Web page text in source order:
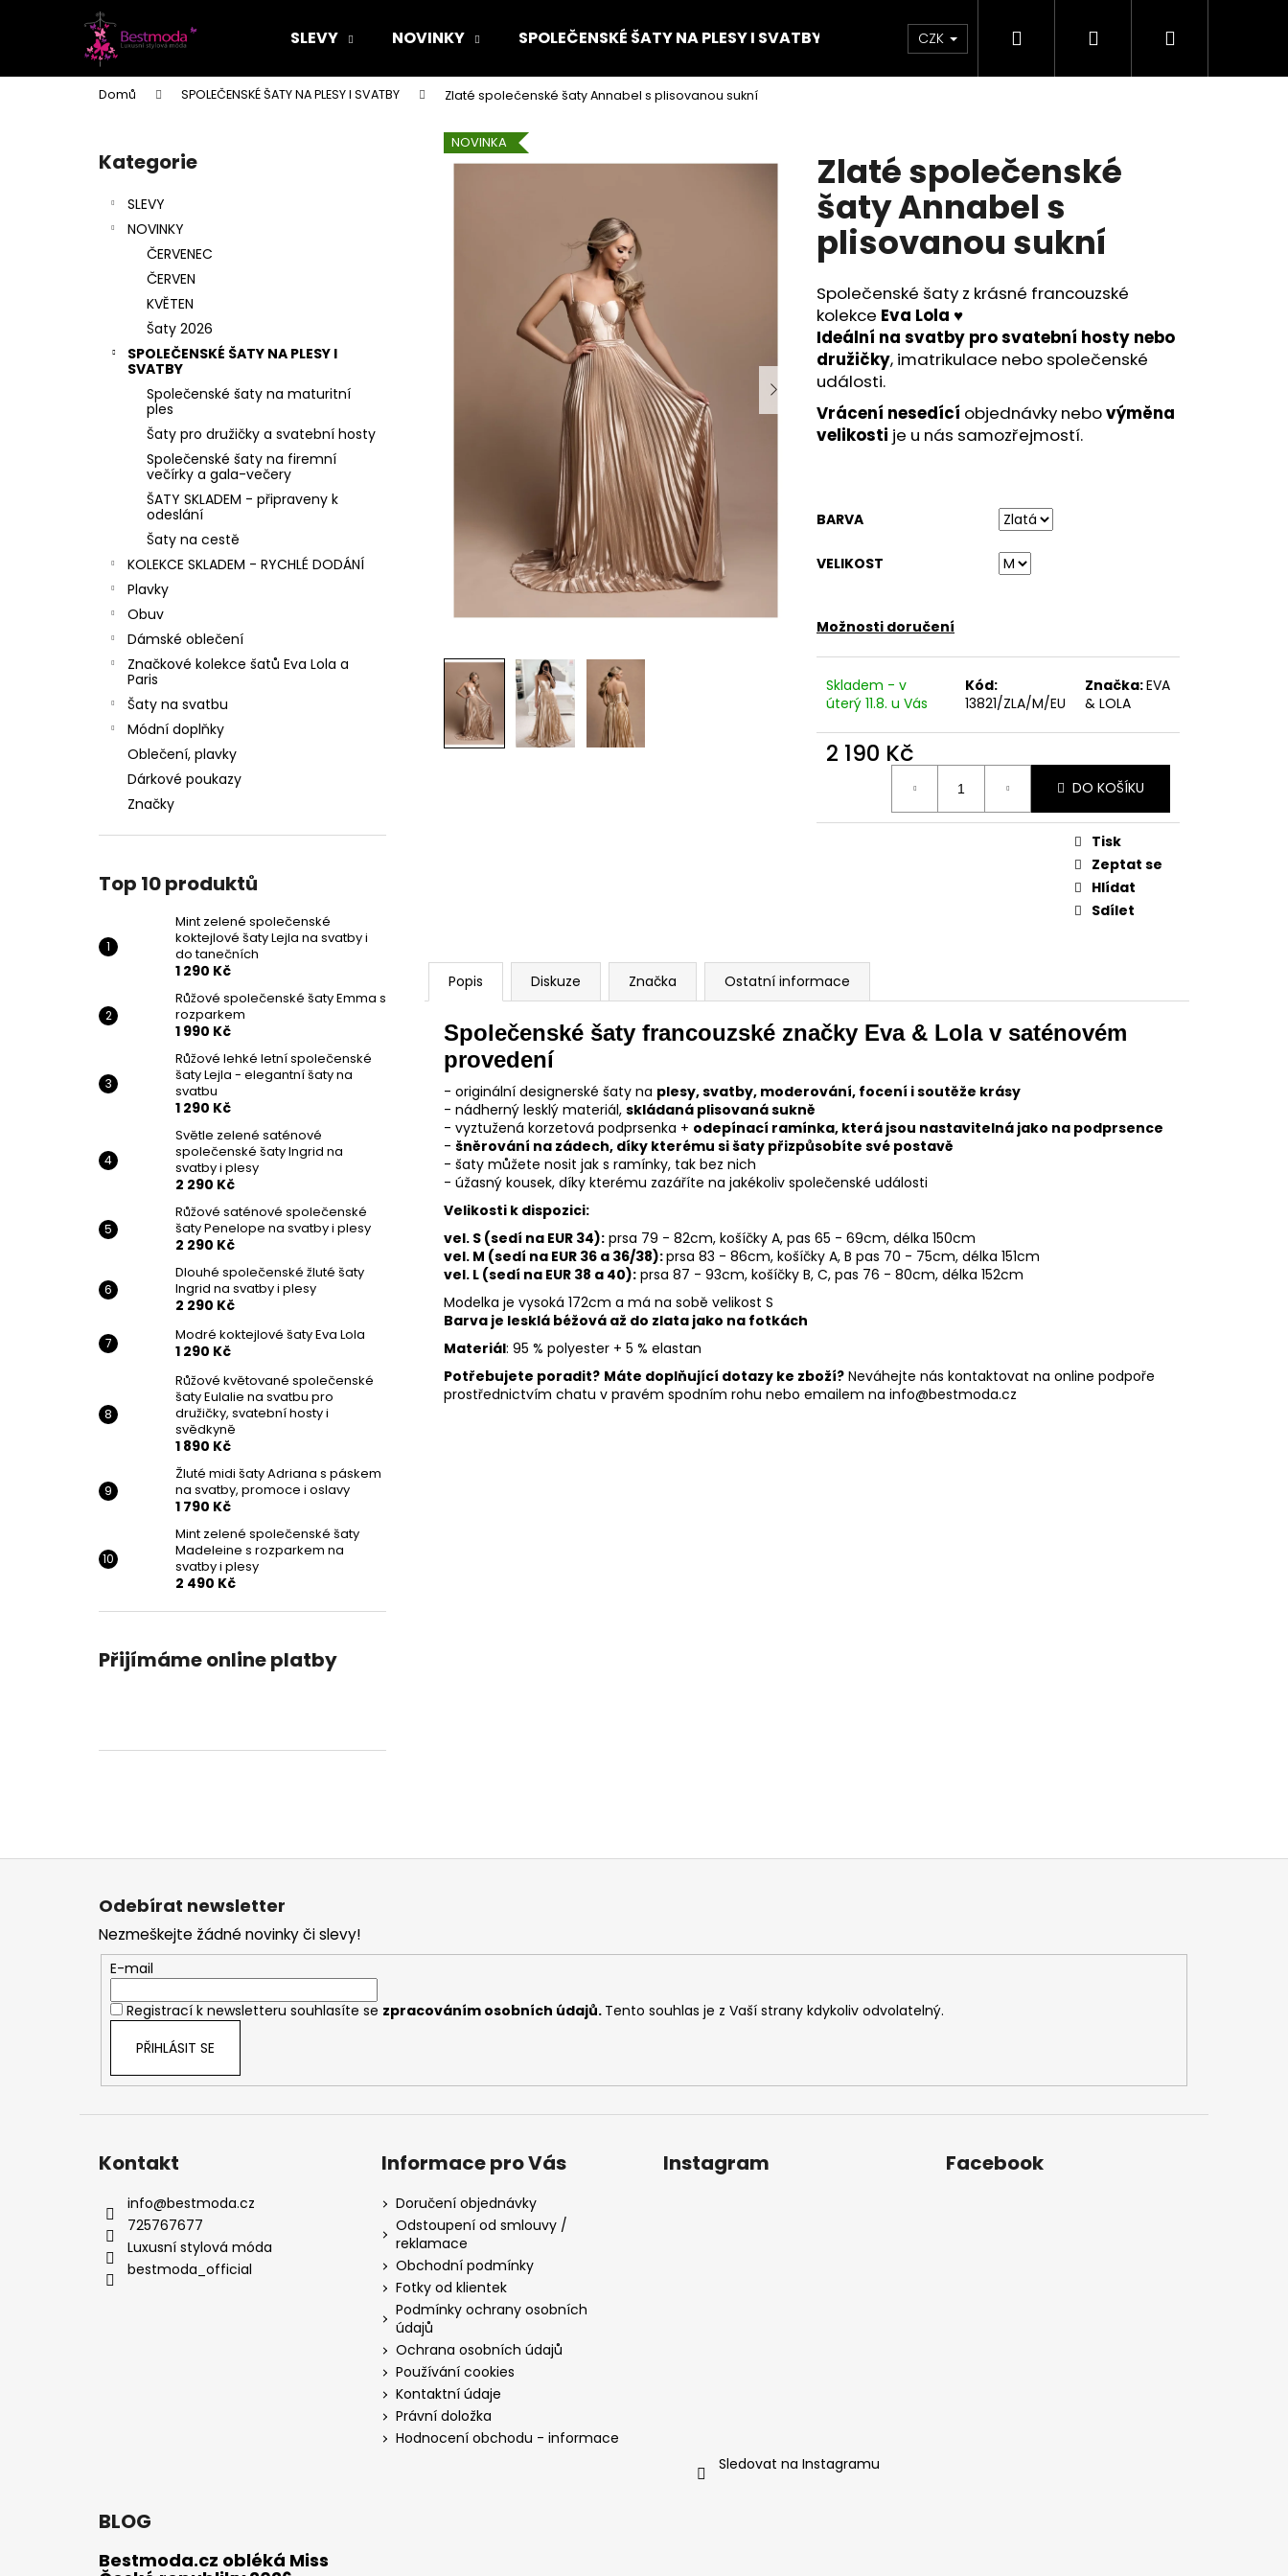
SLEVY NOVINKY SPOLEČENSKÉ ŠATY NA PLESY I SVATBY KOLEKCE SKLADEM - RYCHLÉ DODÁNÍ
CZK Hledat PřihlášeníNákupní
Domů SPOLEČENSKÉ ŠATY NA PLESY I SVATBY Zlaté společenské šaty Annabel s plisovanou sukní
Přeskočit
kategorie
Kategorie
SLEVY
NOVINKY
ČERVENEC
ČERVEN
KVĚTEN
Šaty 2026
SPOLEČENSKÉ ŠATY NA PLESY I
SVATBY
Společenské šaty na maturitní
ples
Šaty pro družičky a svatební hosty
Společenské šaty na firemní
večírky a gala-večery
ŠATY SKLADEM - připraveny k
odeslání
Šaty na cestě
KOLEKCE SKLADEM - RYCHLÉ DODÁNÍ
Plavky
Obuv
Dámské oblečení
Značkové kolekce šatů Eva Lola a
Paris
Šaty na svatbu
Módní doplňky
Oblečení, plavky
Dárkové poukazy
Značky
Top 10 produktů
Mint zelené společenské
koktejlové šaty Lejla na svatby i
do tanečních
1 290 Kč
Růžové společenské šaty Emma s
rozparkem
1 990 Kč
Růžové lehké letní společenské
šaty Lejla - elegantní šaty na
svatbu
1 290 Kč
Světle zelené saténové
společenské šaty Ingrid na
svatby i plesy
2 290 Kč
Růžové saténové společenské
šaty Penelope na svatby i plesy
2 290 Kč
Dlouhé společenské žluté šaty
Ingrid na svatby i plesy
2 290 Kč
Modré koktejlové šaty Eva Lola
1 290 Kč
Růžové květované společenské
šaty Eulalie na svatbu pro
družičky, svatební hosty i
svědkyně
1 890 Kč
Žluté midi šaty Adriana s páskem
na svatby, promoce i oslavy
1 790 Kč
Mint zelené společenské šaty
Madeleine s rozparkem na
svatby i plesy
2 490 Kč
Přijímáme online platby
Zlaté společenské
šaty Annabel s
plisovanou sukní
Společenské šaty z krásné francouzské
kolekce Eva Lola ♥
Ideální na svatby pro svatební hosty nebo
družičky, imatrikulace nebo společenské
události.
Vrácení nesedící objednávky nebovýměna
velikosti je u nás samozřejmostí.
BARVA
VELIKOST
Možnosti doručení
Skladem - v
úterý 11.8. u Vás
Kód:
13821/ZLA/M/EU
Značka:EVA
& LOLA
2 190 Kč
DO KOŠÍKU
Tisk
Zeptat se
Hlídat
Sdílet
NOVINKA
Popis Diskuze Značka Ostatní informace
Společenské šaty francouzské značky Eva & Lola v saténovém
provedení
- originální designerské šaty na plesy, svatby, moderování, focení i soutěže krásy
- nádherný lesklý materiál, skládaná plisovaná sukně
- vyztužená korzetová podprsenka + odepínací ramínka, která jsou nastavitelná jako na podprsence
- šněrování na zádech, díky kterému si šaty přizpůsobíte své postavě
- šaty můžete nosit jak s ramínky, tak bez nich
- úžasný kousek, díky kterému zazáříte na jakékoliv společenské události
Velikosti k dispozici:
vel. S (sedí na EUR 34): prsa 79 - 82cm, košíčky A, pas 65 - 69cm, délka 150cm
vel. M (sedí na EUR 36 a 36/38):prsa 83 - 86cm, košíčky A, B pas 70 - 75cm, délka 151cm
vel. L (sedí na EUR 38 a 40): prsa 87 - 93cm, košíčky B, C, pas 76 - 80cm, délka 152cm
Modelka je vysoká 172cm a má na sobě velikost S
Barva je lesklá béžová až do zlata jako na fotkách
Materiál: 95 % polyester + 5 % elastan
Potřebujete poradit? Máte doplňující dotazy ke zboží? Neváhejte nás kontaktovat na online podpoře
prostřednictvím chatu v pravém spodním rohu nebo emailem na info@bestmoda.cz
í
Zpět
do
obchodu
Zpět
do
obchodu
Co potřebujete najít?
Doporučujeme
MINT ZELENÉ SPOLEČENSKÉ KOKTEJLOVÉ
ŠATY LEJLA NA SVATBY I DO TANEČNÍCH
1 290 Kč
RŮŽOVÉ SPOLEČENSKÉ ŠATY EMMA S RŮŽOVÉ LEHKÉ LETNÍ SPOLEČENSKÉ ŠATY
LEJLA - ELEGANTNÍ ŠATY NA SVATBU
Z
Odebírat newsletter
Nezmeškejte žádné novinky či slevy!
E-mail
Registrací k newsletteru souhlasíte se zpracováním osobních údajů. Tento souhlas je z Vaší strany kdykoliv odvolatelný.
PŘIHLÁSIT SE
Kontakt
info@bestmoda.cz
725767677
Luxusní stylová móda
bestmoda_official
Informace pro Vás
Doručení objednávky
Odstoupení od smlouvy /
reklamace
Obchodní podmínky
Fotky od klientek
Podmínky ochrany osobních
údajů
Ochrana osobních údajů
Používání cookies
Kontaktní údaje
Právní doložka
Hodnocení obchodu - informace
Instagram
Sledovat na Instagramu
Facebook
BLOG
Bestmoda.cz obléká Miss